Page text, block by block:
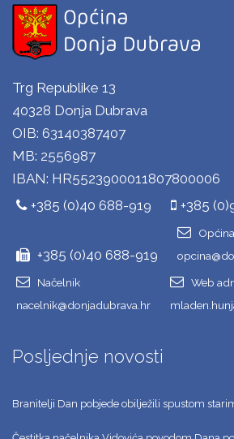
Trg Republike 13
40328 Donja Dubrava
OIB: 63140387407
MB: 2556987
IBAN: HR5523900011807800006
+385 (0)40 688-919
+385
+385 (0)40 688-919
Općina
Načelnik
nacelnik@donjadubrava.hr
Web
Posljednje novosti
Branitelji Dan pobjede obilježili spustom starim